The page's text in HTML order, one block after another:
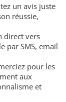
un avis juste
réussie,
direct vers
par SMS, email
pour les
aux
et